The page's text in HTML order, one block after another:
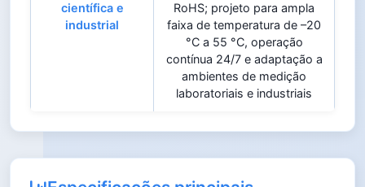
científica e
industrial
RoHS; projeto para ampla
faixa de temperatura de –20
°C a 55 °C, operação
contínua 24/7 e adaptação a
ambientes de medição
laboratoriais e industriais